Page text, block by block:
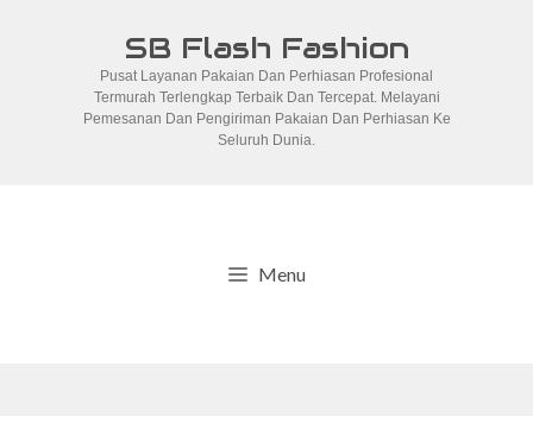
SB Flash Fashion
Pusat Layanan Pakaian Dan Perhiasan Profesional
Termurah Terlengkap Terbaik Dan Tercepat. Melayani
Pemesanan Dan Pengiriman Pakaian Dan Perhiasan Ke
Seluruh Dunia.
Menu